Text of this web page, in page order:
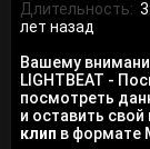
Длительность:
лет назад
Вашему
LIGHTBEAT -
посмотреть
и оставить
клип в формате